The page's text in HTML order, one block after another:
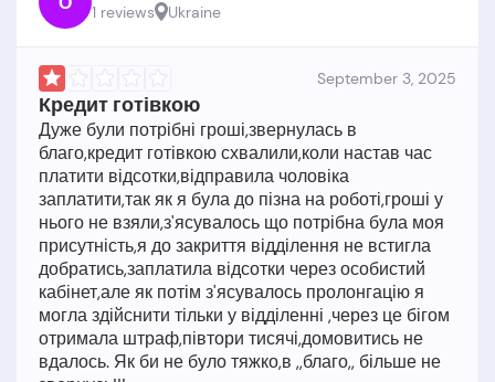
1 reviews Ukraine
September 3, 2025
Кредит готівкою
Дуже були потрібні гроші,звернулась в
благо,кредит готівкою схвалили,коли настав час
платити відсотки,відправила чоловіка
заплатити,так як я була до пізна на роботі,гроші у
нього не взяли,з'ясувалось що потрібна була моя
присутність,я до закриття відділення не встигла
добратись,заплатила відсотки через особистий
кабінет,але як потім з'ясувалось пролонгацію я
могла здійснити тільки у відділенні ,через це бігом
отримала штраф,півтори тисячі,домовитись не
вдалось. Як би не було тяжко,в ,,благо,, більше не